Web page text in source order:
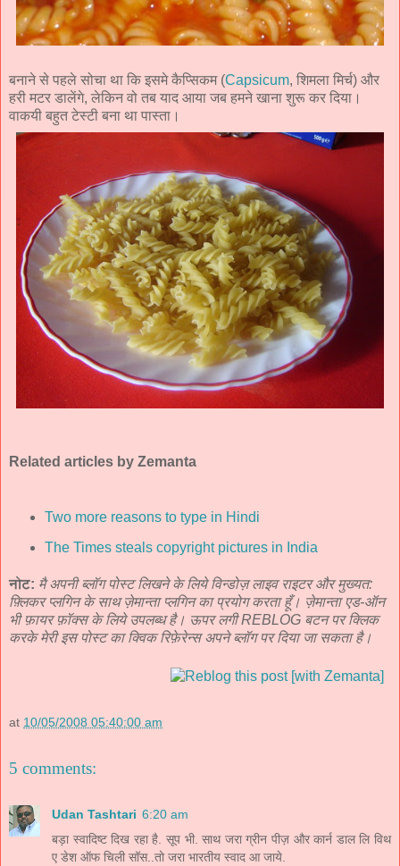
बनाने से पहले सोचा था कि इसमे कैप्सिकम (Capsicum, शिमला मिर्च) और
हरी मटर डालेंगे, लेकिन वो तब याद आया जब हमने खाना शुरू कर दिया।
वाकयी बहुत टेस्टी बना था पास्ता।
Related articles by Zemanta
Two more reasons to type in Hindi
The Times steals copyright pictures in India
नोट: मै अपनी ब्लॉग पोस्ट लिखने के लिये विन्डोज़ लाइव राइटर और मुख्यत:
फ़्लिकर प्लगिन के साथ ज़ेमान्ता प्लगिन का प्रयोग करता हूँ। ज़ेमान्ता एड-ऑन
भी फ़ायर फ़ॉक्स के लिये उपलब्ध है। ऊपर लगी REBLOG बटन पर क्लिक
करके मेरी इस पोस्ट का क्विक रिफ़ेरेन्स अपने ब्लॉग पर दिया जा सकता है।
at 10/05/2008 05:40:00 am
5 comments:
Udan Tashtari 6:20 am
बड़ा स्वादिष्ट दिख रहा है. सूप भी. साथ जरा ग्रीन पीज़ और कार्न डाल लि विथ
ए डेश ऑफ चिली सॉस..तो जरा भारतीय स्वाद आ जाये.